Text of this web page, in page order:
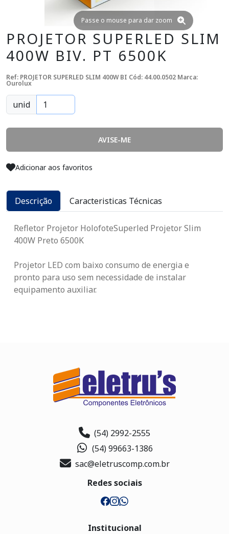
Passe o mouse para dar zoom
PROJETOR SUPERLED SLIM
400W BIV. PT 6500K
Ref: PROJETOR SUPERLED SLIM 400W BI Cód: 44.00.0502 Marca:
Ourolux
unid
AVISE-ME
Adicionar aos favoritos
Descrição Caracteristicas Técnicas
Refletor Projetor HolofoteSuperled Projetor Slim
400W Preto 6500K
Projetor LED com baixo consumo de energia e
pronto para uso sem necessidade de instalar
equipamento auxiliar.
(54) 2992-2555
(54) 99663-1386
sac@eletruscomp.com.br
Redes sociais
Institucional